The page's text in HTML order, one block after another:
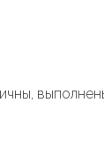
есть